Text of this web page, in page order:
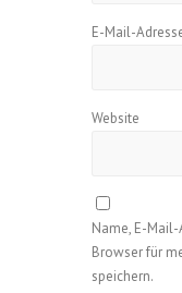
E-Mail-
Website
Name, E-
Browser für
speichern.